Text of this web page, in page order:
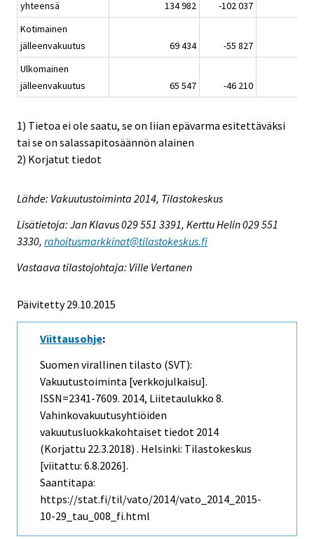
yhteensä 134 982 -102 037
Kotimainen
jälleenvakuutus
69 434 -55 827
Ulkomainen
jälleenvakuutus
65 547 -46 210
1) Tietoa ei ole saatu, se on liian epävarma esitettäväksi
tai se on salassapitosäännön alainen
2) Korjatut tiedot
Lähde: Vakuutustoiminta 2014, Tilastokeskus
Lisätietoja: Jan Klavus 029 551 3391, Kerttu Helin 029 551
3330, rahoitusmarkkinat@tilastokeskus.fi
Vastaava tilastojohtaja: Ville Vertanen
Päivitetty 29.10.2015
Viittausohje:
Suomen virallinen tilasto (SVT):
Vakuutustoiminta [verkkojulkaisu].
ISSN=2341-7609. 2014, Liitetaulukko 8.
Vahinkovakuutusyhtiöiden
vakuutusluokkakohtaiset tiedot 2014
(Korjattu 22.3.2018) . Helsinki: Tilastokeskus
[viitattu: 6.8.2026].
Saantitapa:
https://stat.fi/til/vato/2014/vato_2014_2015-
10-29_tau_008_fi.html